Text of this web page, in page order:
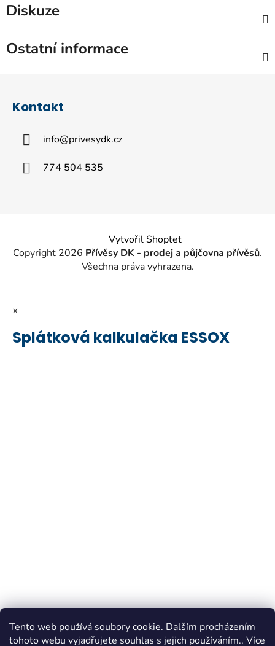
Tento web používá soubory cookie. Dalším procházením
tohoto webu vyjadřujete souhlas s jejich používáním.. Více
Diskuze
Ostatní informace
Kontakt
info@privesydk.cz
774 504 535
Vytvořil Shoptet
Copyright 2026 Přívěsy DK - prodej a půjčovna přívěsů.
Všechna práva vyhrazena.
×
Splátková kalkulačka ESSOX